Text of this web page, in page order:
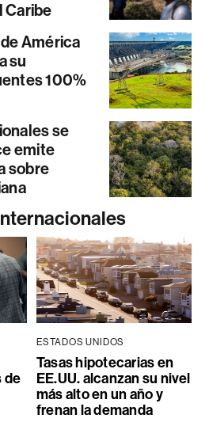
Caribe
América
su
100%
se
emite
sobre
de
ESTADOS UNIDOS
Tasas hipotecarias en
EE.UU. alcanzan su nivel
más alto en un año y
frenan la demanda